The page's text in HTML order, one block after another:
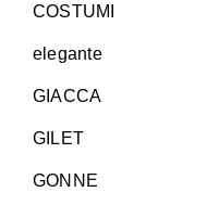
COSTUMI
elegante
GIACCA
GILET
GONNE